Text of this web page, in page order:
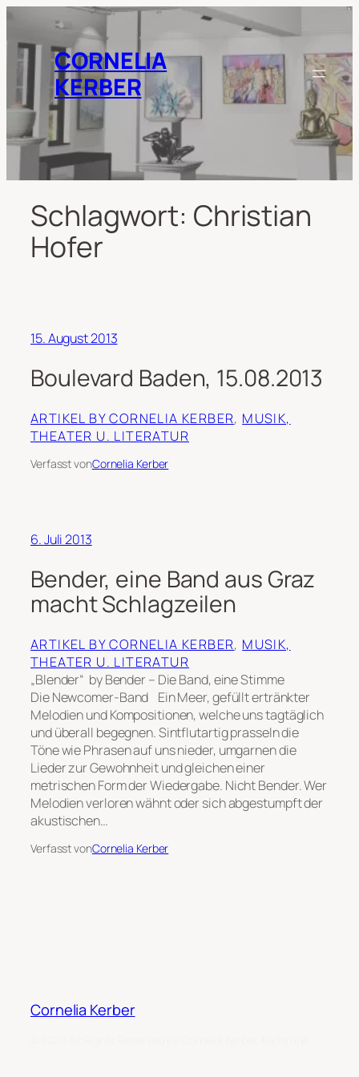
springenCORNELIA
KERBER
Schlagwort: Christian
Hofer
15. August 2013
Boulevard Baden, 15.08.2013
ARTIKEL BY CORNELIA KERBER, MUSIK,
THEATER U. LITERATUR
Verfasst vonCornelia Kerber
6. Juli 2013
Bender, eine Band aus Graz
macht Schlagzeilen
ARTIKEL BY CORNELIA KERBER, MUSIK,
THEATER U. LITERATUR
„Blender“ by Bender – Die Band, eine Stimme
Die Newcomer-Band Ein Meer, gefüllt ertränkter
Melodien und Kompositionen, welche uns tagtäglich
und überall begegnen. Sintflutartig prasseln die
Töne wie Phrasen auf uns nieder, umgarnen die
Lieder zur Gewohnheit und gleichen einer
metrischen Form der Wiedergabe. Nicht Bender. Wer
Melodien verloren wähnt oder sich abgestumpft der
akustischen…
Verfasst vonCornelia Kerber
Cornelia Kerber